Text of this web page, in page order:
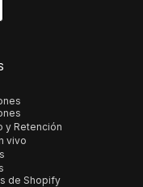
y Retención
vivo
de Shopify